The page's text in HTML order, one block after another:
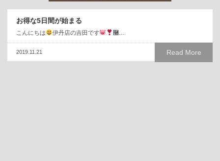
お得な5日間が始まる
こんにちは 伊丹店の吉田です ࿠…
Read More
2019.11.21